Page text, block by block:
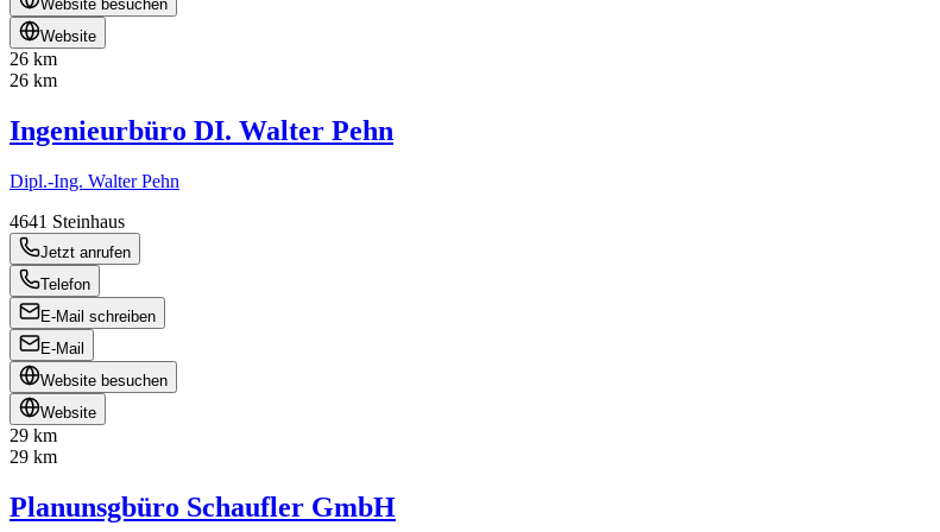
Website besuchen
Website
26 km
26 km
Ingenieurbüro DI. Walter Pehn
Dipl.-Ing. Walter Pehn
4641 Steinhaus
Jetzt anrufen
Telefon
E-Mail schreiben
E-Mail
Website besuchen
Website
29 km
29 km
Planunsgbüro Schaufler GmbH